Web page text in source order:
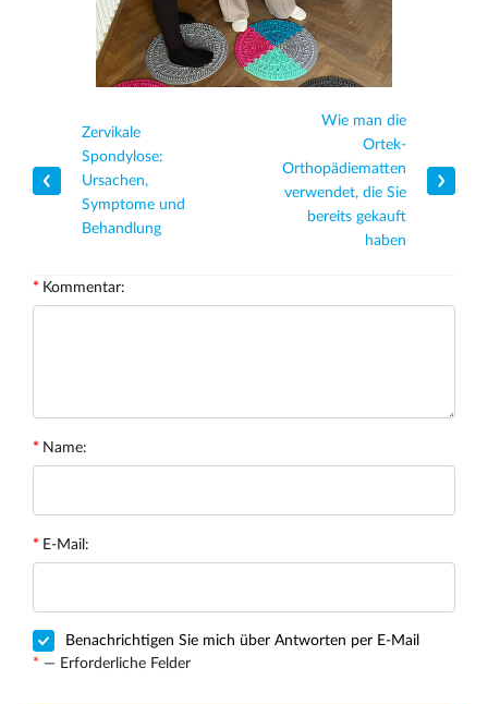
Zervikale
Spondylose:
Ursachen,
Symptome und
Behandlung
Wie man die
Ortek-
Orthopädiematten
verwendet, die Sie
bereits gekauft
haben
Kommentar:
Name:
E-Mail:
Benachrichtigen Sie mich über Antworten per E-Mail
* — Erforderliche Felder